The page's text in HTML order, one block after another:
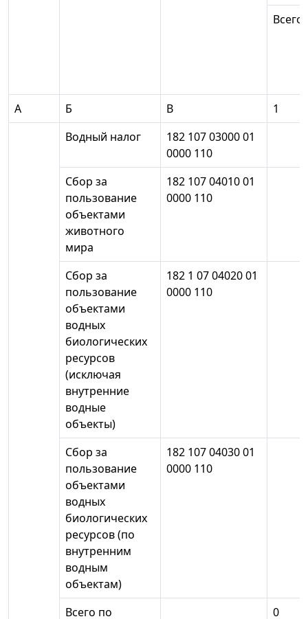
Всего
А Б В
1
Водный налог
182 107 03000 01
0000 110
Сбор за
пользование
объектами
животного
мира
182 107 04010 01
0000 110
Сбор за
пользование
объектами
водных
биологических
ресурсов
(исключая
внутренние
водные
объекты)
182 1 07 04020 01
0000 110
Сбор за
пользование
объектами
водных
биологических
ресурсов (по
внутренним
водным
объектам)
182 107 04030 01
0000 110
Всего по 0